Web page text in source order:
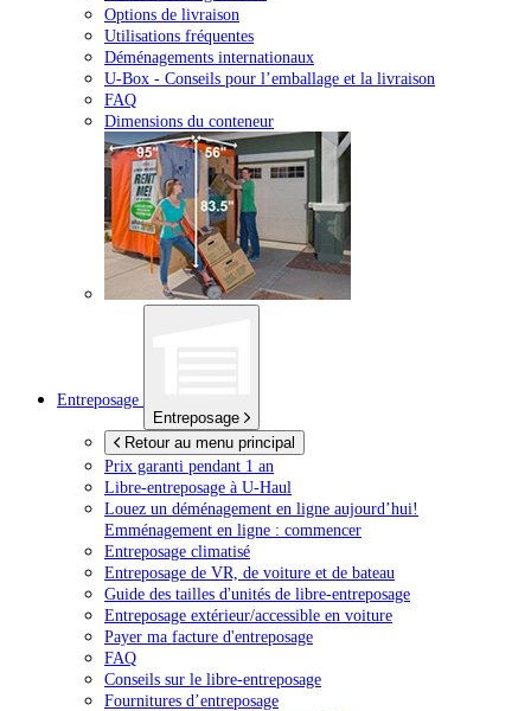
Options de livraison
Utilisations fréquentes
Déménagements internationaux
U-Box - Conseils pour l’emballage et la livraison
FAQ
Dimensions du conteneur
Entreposage
Entreposage
Retour au menu principal
Prix garanti pendant 1 an
Libre-entreposage à U-Haul
Louez un déménagement en ligne aujourd’hui!
Emménagement en ligne : commencer
Entreposage climatisé
Entreposage de VR, de voiture et de bateau
Guide des tailles d'unités de libre-entreposage
Entreposage extérieur/accessible en voiture
Payer ma facture d'entreposage
FAQ
Conseils sur le libre-entreposage
Fournitures d’entreposage